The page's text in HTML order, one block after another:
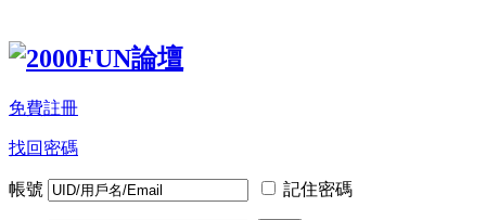
免費註冊
找回密碼
帳號 記住密碼